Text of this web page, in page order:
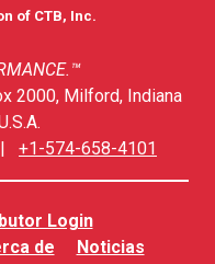
of CTB, Inc.
2000, Milford, Indiana
+1-574-658-4101
Login
de
Noticias